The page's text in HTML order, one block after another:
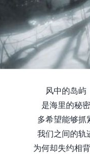
风中的岛屿
是海里的秘密
多希望能够抓
我们之间的轨
为何却失约相